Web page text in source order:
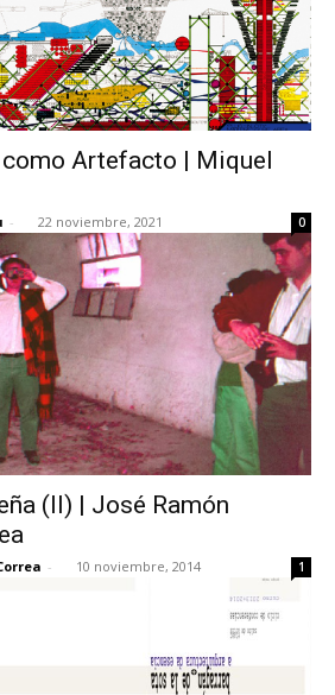
Artefacto | Miquel
- 22 noviembre, 2021 0
(II) | José Ramón
- 10 noviembre, 2014 1